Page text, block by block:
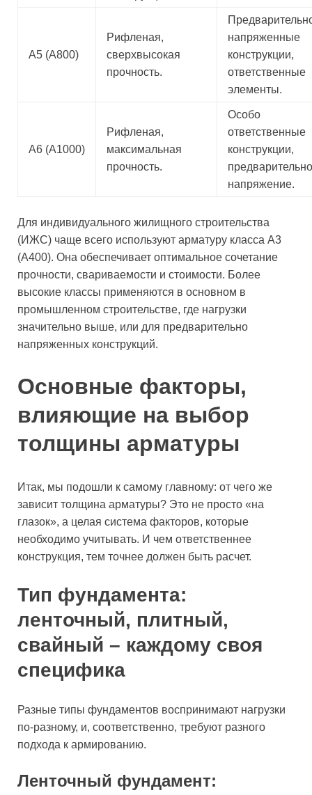
А5 (А800)
Рифленая,
сверхвысокая
прочность.
напряженные
конструкции,
ответственные
элементы.
А6 (А1000)
Рифленая,
максимальная
прочность.
Особо
ответственные
конструкции,
напряжение.
Для индивидуального жилищного строительства
(ИЖС) чаще всего используют арматуру класса А3
(А400). Она обеспечивает оптимальное сочетание
прочности, свариваемости и стоимости. Более
высокие классы применяются в основном в
промышленном строительстве, где нагрузки
значительно выше, или для предварительно
напряженных конструкций.
Основные факторы,
влияющие на выбор
толщины арматуры
Итак, мы подошли к самому главному: от чего же
зависит толщина арматуры? Это не просто «на
глазок», а целая система факторов, которые
необходимо учитывать. И чем ответственнее
конструкция, тем точнее должен быть расчет.
Тип фундамента:
ленточный, плитный,
свайный – каждому своя
специфика
Разные типы фундаментов воспринимают нагрузки
по-разному, и, соответственно, требуют разного
подхода к армированию.
Ленточный фундамент: